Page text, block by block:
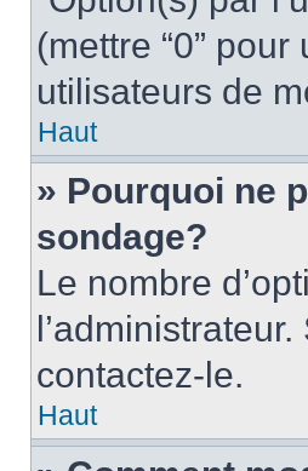
(mettre “0”
utilisateurs de
Haut
» Pourquoi ne
sondage?
Le nombre
contactez-le.
Haut